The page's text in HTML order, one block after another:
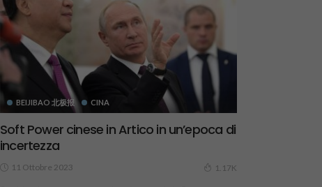
BEIJIBAO 北极报 CINA
Soft Power cinese in Artico in un’epoca di
incertezza
11 Ottobre 2023 1.17K